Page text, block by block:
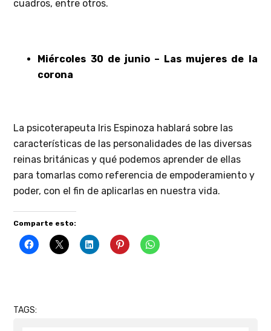
cuadros, entre otros.
Miércoles 30 de junio – Las mujeres de la
corona
La psicoterapeuta Iris Espinoza hablará sobre las
características de las personalidades de las diversas
reinas británicas y qué podemos aprender de ellas
para tomarlas como referencia de empoderamiento y
poder, con el fin de aplicarlas en nuestra vida.
Comparte esto:
TAGS: